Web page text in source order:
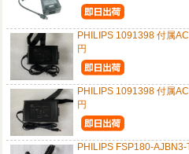
PHILIPS 1091398 付属
円
PHILIPS 1091398 付属
円
PHILIPS FSP180-